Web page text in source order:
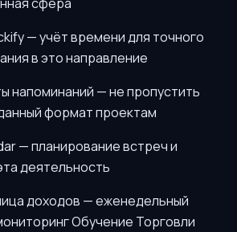
— учёт времени для точного
в это направление
напоминаний — не пропустить
формат проектам
— планирование встреч и
деятельность
доходов — еженедельный
Обучение Торговли